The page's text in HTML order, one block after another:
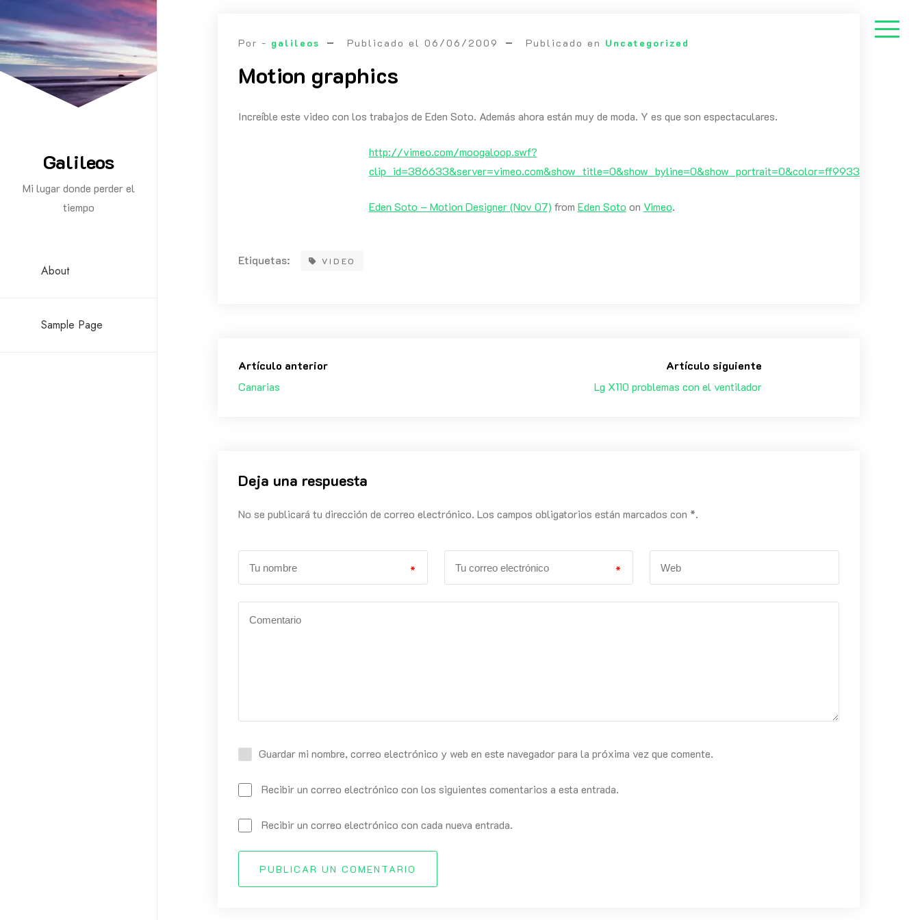
al
contenido
Galileos
Mi lugar donde perder el
tiempo
About
Sample Page
Por - galileos Publicado el06/06/2009 Publicado en Uncategorized
Motion graphics
Increíble este video con los trabajos de Eden Soto. Además ahora están muy de moda. Y es que son espectaculares.
http://vimeo.com/moogaloop.swf?
Eden Soto – Motion Designer (Nov 07) from Eden Soto on Vimeo.
Etiquetas: VIDEO
Artículo anterior
Canarias
Artículo siguiente
Lg X110 problemas con el ventilador
Deja una respuesta
No se publicará tu dirección de correo electrónico. Los campos obligatorios están marcados con *.
* *
Guardar mi nombre, correo electrónico y web en este navegador para la próxima vez que comente.
Recibir un correo electrónico con los siguientes comentarios a esta entrada.
Recibir un correo electrónico con cada nueva entrada.
PUBLICAR UN COMENTARIO